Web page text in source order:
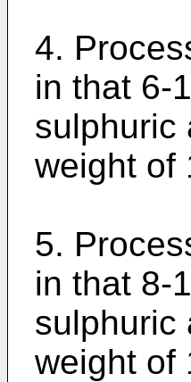
4.
in that 6-
sulphuric
weight of
5.
in that 8-
sulphuric
weight of